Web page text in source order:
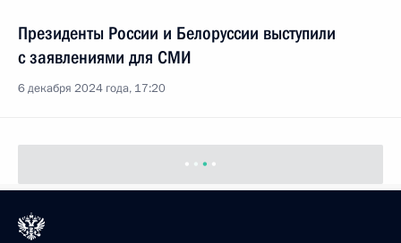
Президенты России и Белоруссии выступили
с заявлениями для СМИ
6 декабря 2024 года, 17:20